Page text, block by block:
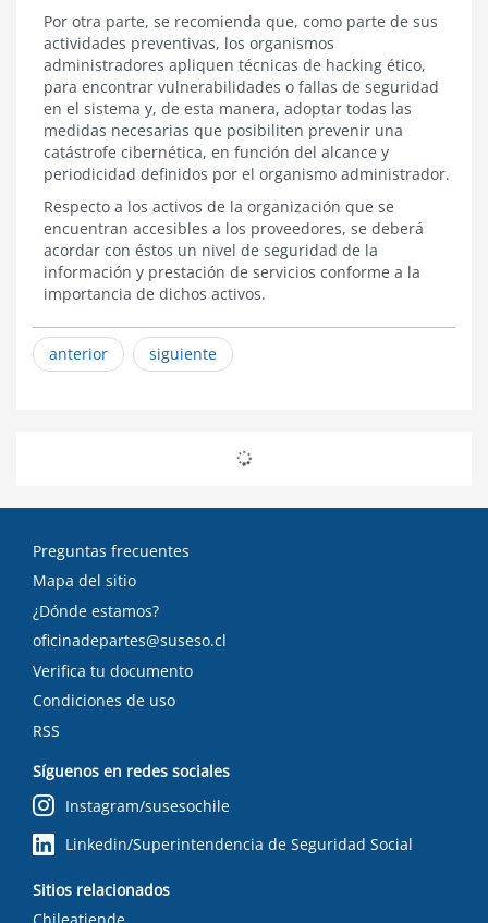
Por otra parte, se recomienda que, como parte de sus
actividades preventivas, los organismos
administradores apliquen técnicas de hacking ético,
para encontrar vulnerabilidades o fallas de seguridad
en el sistema y, de esta manera, adoptar todas las
medidas necesarias que posibiliten prevenir una
catástrofe cibernética, en función del alcance y
periodicidad definidos por el organismo administrador.
Respecto a los activos de la organización que se
encuentran accesibles a los proveedores, se deberá
acordar con éstos un nivel de seguridad de la
información y prestación de servicios conforme a la
importancia de dichos activos.
anterior siguiente
Preguntas frecuentes
Mapa del sitio
¿Dónde estamos?
oficinadepartes@suseso.cl
Verifica tu documento
Condiciones de uso
RSS
Síguenos en redes sociales
Instagram/susesochile
Linkedin/Superintendencia de Seguridad Social
Sitios relacionados